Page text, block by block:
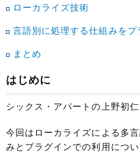
ローカライズ技術
言語別に処理する仕組みをプ
まとめ
はじめに
シックス・アパートの上野初
今回はローカライズによる多
みとプラグインでの利用につい